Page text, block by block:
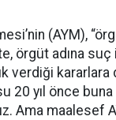
(AYM),
örgüt adına suç
verdiği kararlara
20 yıl önce
Ama maalesef